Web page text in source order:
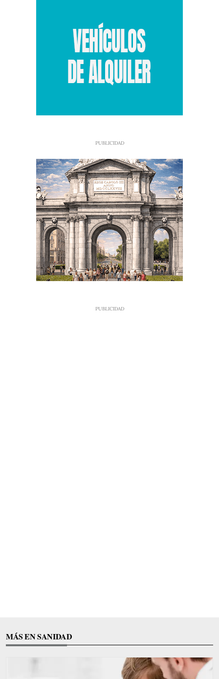
MÁS EN SANIDAD